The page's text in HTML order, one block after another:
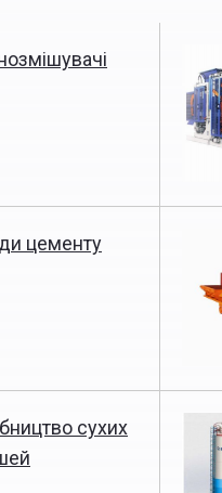
цементу
сухих